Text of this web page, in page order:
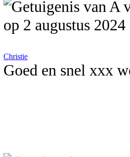
op 2 augustus 2024
Christie
Goed en snel xxx